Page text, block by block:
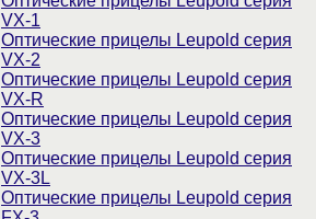
VX-1
Оптические прицелы Leupold серия
VX-2
Оптические прицелы Leupold серия
VX-R
Оптические прицелы Leupold серия
VX-3
Оптические прицелы Leupold серия
VX-3L
Оптические прицелы Leupold серия